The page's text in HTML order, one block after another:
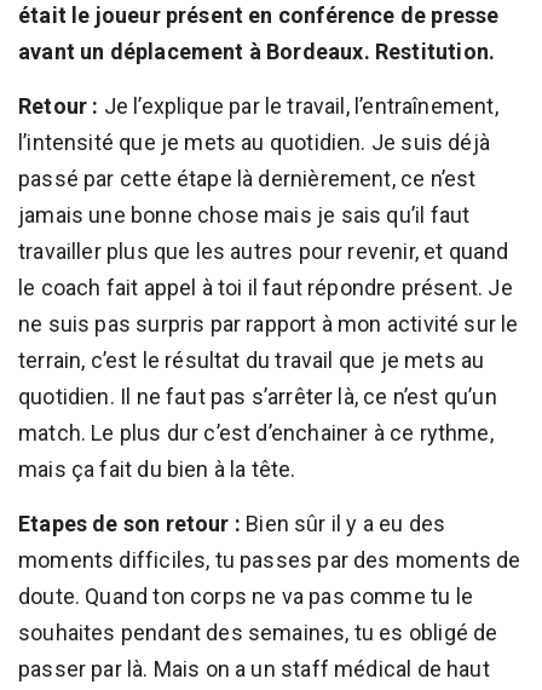
était le joueur présent en conférence de presse
avant un déplacement à Bordeaux. Restitution.
Retour : Je l’explique par le travail, l’entraînement,
l’intensité que je mets au quotidien. Je suis déjà
passé par cette étape là dernièrement, ce n’est
jamais une bonne chose mais je sais qu’il faut
travailler plus que les autres pour revenir, et quand
le coach fait appel à toi il faut répondre présent. Je
ne suis pas surpris par rapport à mon activité sur le
terrain, c’est le résultat du travail que je mets au
quotidien. Il ne faut pas s’arrêter là, ce n’est qu’un
match. Le plus dur c’est d’enchainer à ce rythme,
mais ça fait du bien à la tête.
Etapes de son retour : Bien sûr il y a eu des
moments difficiles, tu passes par des moments de
doute. Quand ton corps ne va pas comme tu le
souhaites pendant des semaines, tu es obligé de
passer par là. Mais on a un staff médical de haut